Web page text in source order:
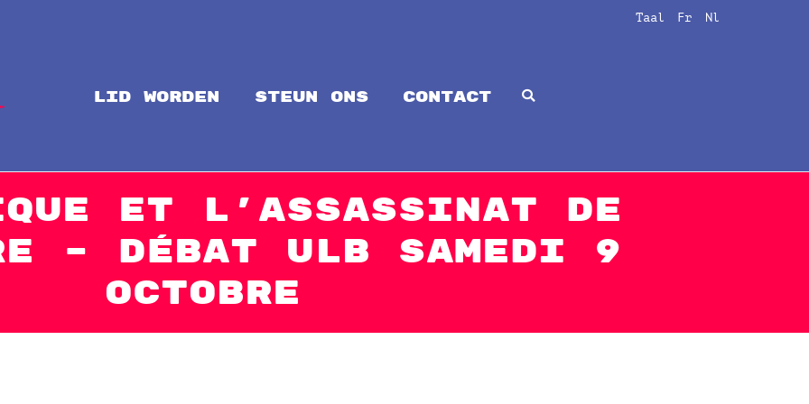
Taal Fr Nl
LID WORDEN steun ons CONTACT
et l’assassinat de
– Débat ULB samedi 9
octobre